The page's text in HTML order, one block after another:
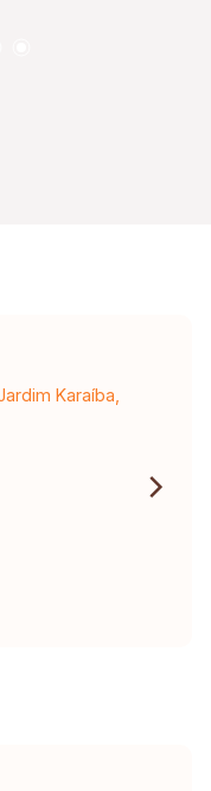
Karaíba,